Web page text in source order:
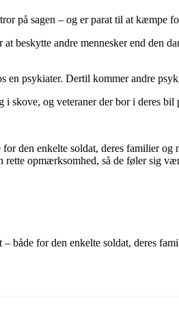
på sagen – og er parat til at kæmpe
beskytte andre mennesker end den
en psykiater. Dertil kommer andre
og veteraner der bor i deres bil
den enkelte soldat, deres familier
opmærksomhed, så de føler sig
både for den enkelte soldat, deres